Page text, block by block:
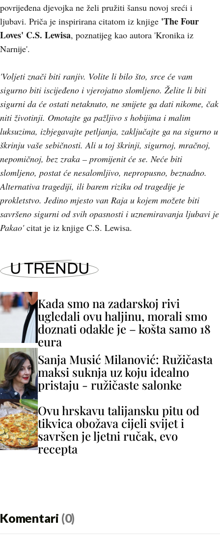
povrijeđena djevojka ne želi pružiti šansu novoj sreći i
ljubavi. Priča je inspirirana citatom iz knjige 'The Four
Loves' C.S. Lewisa, poznatijeg kao autora 'Kronika iz
Narnije'.
'Voljeti znači biti ranjiv. Volite li bilo što, srce će vam
sigurno biti iscijeđeno i vjerojatno slomljeno. Želite li biti
sigurni da će ostati netaknuto, ne smijete ga dati nikome, čak
niti životinji. Omotajte ga pažljivo s hobijima i malim
luksuzima, izbjegavajte petljanja, zaključajte ga na sigurno u
škrinju vaše sebičnosti. Ali u toj škrinji, sigurnoj, mračnoj,
nepomičnoj, bez zraka – promijenit će se. Neće biti
slomljeno, postat će nesalomljivo, nepropusno, beznadno.
Alternativa tragediji, ili barem riziku od tragedije je
prokletstvo. Jedino mjesto van Raja u kojem možete biti
savršeno sigurni od svih opasnosti i uznemiravanja ljubavi je
Pakao'citat je iz knjige C.S. Lewisa.
U TRENDU
Kada smo na zadarskoj rivi
ugledali ovu haljinu, morali smo
doznati odakle je – košta samo 18
eura
Sanja Musić Milanović: Ružičasta
maksi suknja uz koju idealno
pristaju - ružičaste salonke
Ovu hrskavu talijansku pitu od
tikvica obožava cijeli svijet i
savršen je ljetni ručak, evo
recepta
Komentari (0)